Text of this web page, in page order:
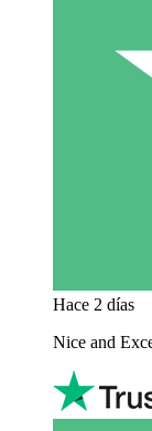
Hace 2 días
Nice and